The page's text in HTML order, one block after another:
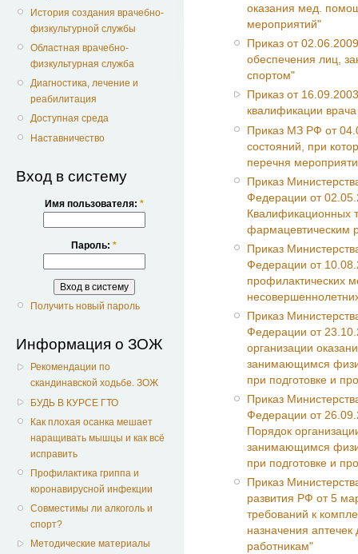
История создания врачебно-
физкультурной службы
Областная врачебно-
физкультурная служба
Диагностика, лечение и
реабилитация
Доступная среда
Наставничество
Вход в систему
Имя пользователя: *
Пароль: *
Получить новый пароль
Информация о ЗОЖ
Рекомендации по
скандинавской ходьбе. ЗОЖ
БУДЬ В КУРСЕ ГТО
Как плохая осанка мешает
наращивать мышцы и как всё
исправить
Профилактика гриппа и
коронавирусной инфекции
Совместимы ли алкоголь и
спорт?
Методические материалы
оказания мед.
мероприятий"
Приказ от
обеспечения лиц,
спортом"
Приказ от
квалификации
Приказ МЗ РФ от
состояний, при
перечня
Приказ
Федерации от
Квалификационных
фармацевтическим
Приказ
Федерации от
профилактических
Приказ
Федерации от
организации
занимающимся
при подготовке и
Приказ
Федерации от
Порядок
занимающимся
при подготовке и
Приказ
развития РФ от 5
требований к
назначения
работникам"